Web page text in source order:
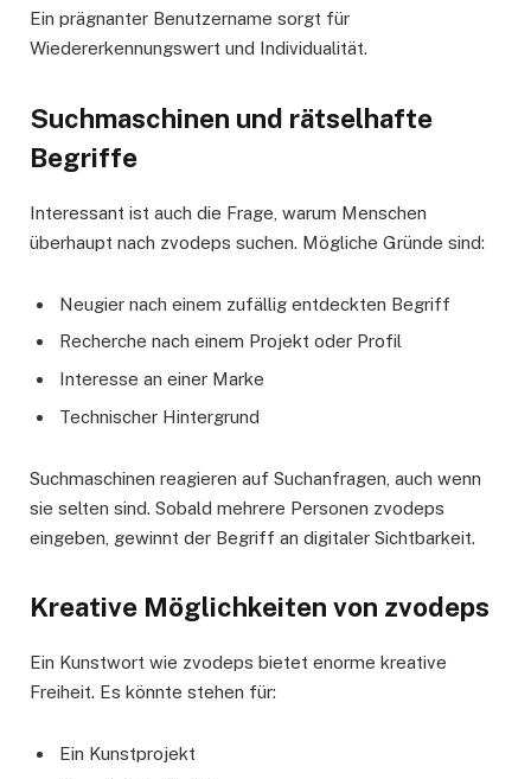
Ein prägnanter Benutzername sorgt für
Wiedererkennungswert und Individualität.
Suchmaschinen und rätselhafte
Begriffe
Interessant ist auch die Frage, warum Menschen
überhaupt nach zvodeps suchen. Mögliche Gründe sind:
Neugier nach einem zufällig entdeckten Begriff
Recherche nach einem Projekt oder Profil
Interesse an einer Marke
Technischer Hintergrund
Suchmaschinen reagieren auf Suchanfragen, auch wenn
sie selten sind. Sobald mehrere Personen zvodeps
eingeben, gewinnt der Begriff an digitaler Sichtbarkeit.
Kreative Möglichkeiten von zvodeps
Ein Kunstwort wie zvodeps bietet enorme kreative
Freiheit. Es könnte stehen für:
Ein Kunstprojekt